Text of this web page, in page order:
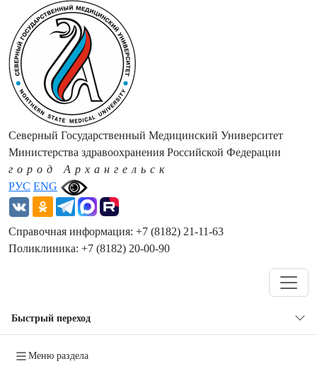
РУС ENG
Северный Государственный Медицинский Университет
Министерства здравоохранения Российской Федерации
город Архангельск
Справочная информация: +7 (8182) 21-11-63
Поликлиника: +7 (8182) 20-00-90
Быстрый переход
Меню раздела